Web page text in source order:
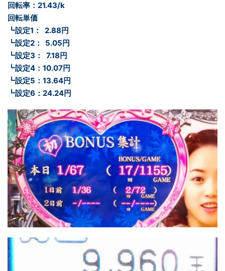
回転率：21.43/k
回転単価
┗設定1：
2.88円
┗設定2：
5.05円
┗設定3：
7.18円
┗設定4：10.07円
┗設定5：13.64円
┗設定6：24.24円